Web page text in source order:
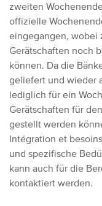
zweiten
offizielle
eingegangen, wobei
Gerätschaften noch
können. Da die
geliefert und wieder
lediglich für ein
Gerätschaften für
gestellt werden
Intégration et
und spezifische
kann auch für die
kontaktiert werden.